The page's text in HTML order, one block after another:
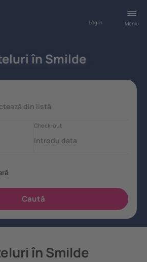
Meniu
Log in
în Smilde
în Smilde